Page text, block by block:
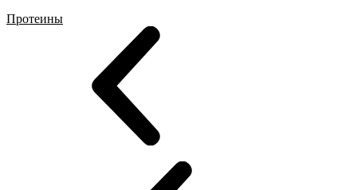
Протеины